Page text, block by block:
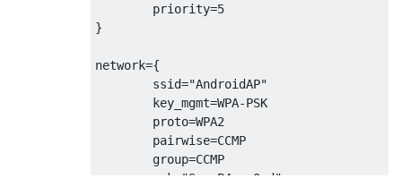
        priority=5
}
network={
        ssid="AndroidAP"
        key_mgmt=WPA-PSK
        proto=WPA2
        pairwise=CCMP
        group=CCMP
        psk="SomeP4ssw0rd"